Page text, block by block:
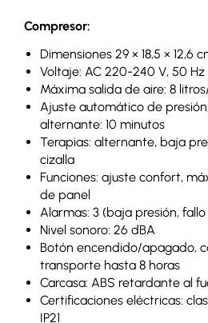
Compresor:
Dimensiones 29 × 18,5 × 12,6
Voltaje: AC 220-240 V, 50 Hz
Máxima salida de aire: 8
Ajuste automático de
alternante: 10 minutos
Terapias: alternante, baja
cizalla
Funciones: ajuste confort,
de panel
Alarmas: 3 (baja presión,
Nivel sonoro: 26 dBA
Botón encendido/apagado,
transporte hasta 8 horas
Carcasa: ABS retardante al
Certificaciones eléctricas:
IP21